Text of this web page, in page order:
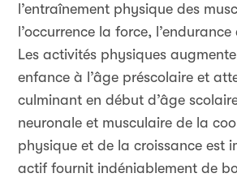
l’entraînement physique des
l’occurrence la force,
Les activités physiques
enfance à l’âge préscolaire et
culminant en début d’âge
neuronale et musculaire de la
physique et de la croissance est
actif fournit indéniablement de